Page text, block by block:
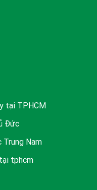
tại TPHCM
Đức
Trung Nam
tphcm